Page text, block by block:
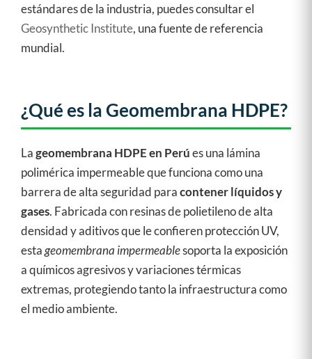
estándares de la industria, puedes consultar el
Geosynthetic Institute, una fuente de referencia
mundial.
¿Qué es la Geomembrana HDPE?
Lageomembrana HDPE en Perúes una lámina
polimérica impermeable que funciona como una
barrera de alta seguridad paracontener líquidos y
gases. Fabricada con resinas de polietileno de alta
densidad y aditivos que le confieren protección UV,
estageomembrana impermeablesoporta la exposición
a químicos agresivos y variaciones térmicas
extremas, protegiendo tanto la infraestructura como
el medio ambiente.